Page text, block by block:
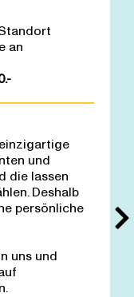
an
und
die lassen
Deshalb
persönliche
uns und